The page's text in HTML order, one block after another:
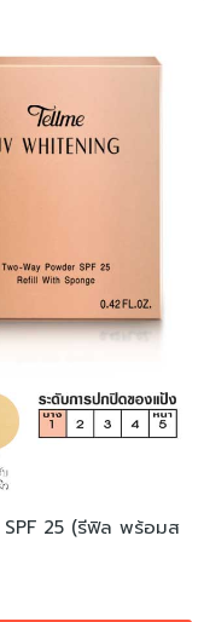
SPF 25 (รีฟิล พร้อมส